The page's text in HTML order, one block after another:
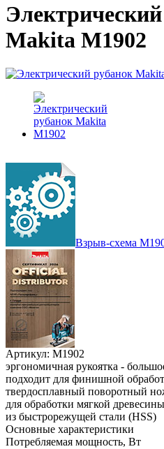
Makita M1902
Взрыв-схема
Артикул: M1902
эргономичная рукоятка -
подходит для финишной
твердосплавный поворотный
для обработки мягкой
из быстрорежущей стали (HSS)
Основные характеристики
Потребляемая мощность, Вт